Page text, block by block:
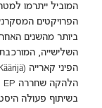
המוביל ייתרמו
הפרויקטים
בשיתוף פעולה